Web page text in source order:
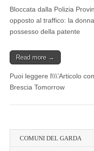
Bloccata dalla Polizia
opposto al traffico: la
possesso della patente
Read more →
Puoi leggere l\\\’Articolo
Brescia Tomorrow
COMUNI DEL GARDA